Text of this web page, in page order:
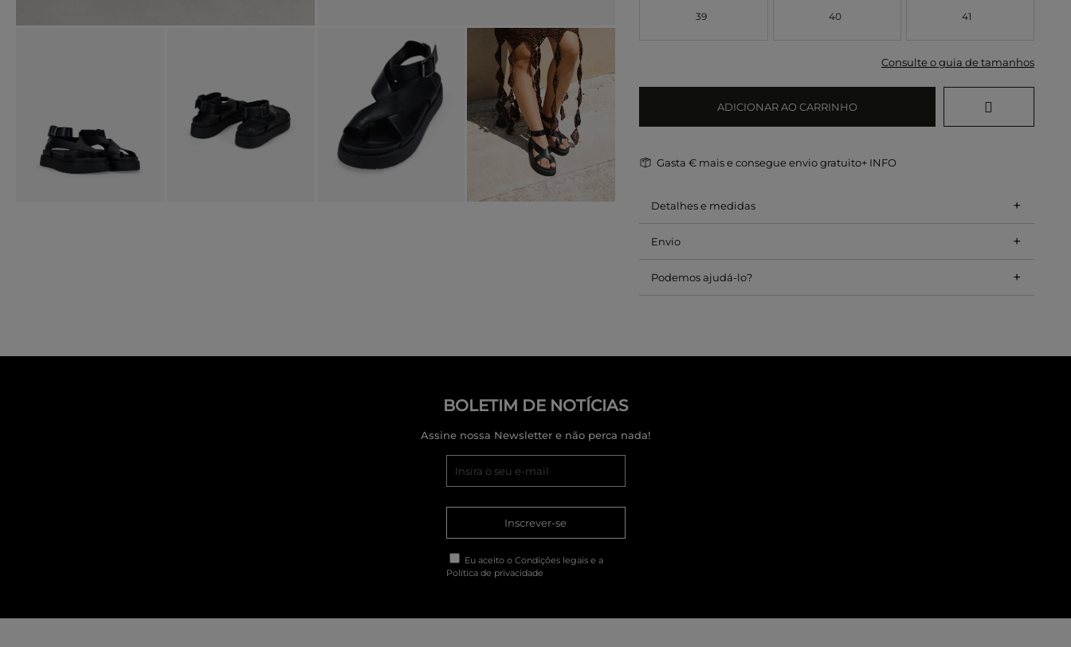
39 40 41
Consulte o guia de tamanhos
ADICIONAR AO CARRINHO
Gasta€ mais e consegue envio gratuito+ INFO
Detalhes e medidas +
Envio +
Podemos ajudá-lo? +
BOLETIM DE NOTÍCIAS
Assine nossa Newsletter e não perca nada!
Inscrever-se
Eu aceito o Condições legais e a
Política de privacidade